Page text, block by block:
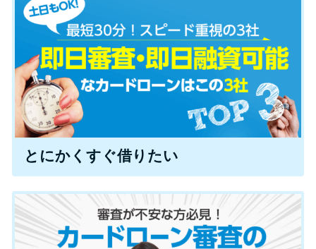
ードローン
特集ページ一覧
種類や特徴で探す
銀行カードローンを選ぶべき4つ
の理由
無利息期間を利用して利息0円で
お金を借りる3つのポイント
とにかくすぐ借りたい